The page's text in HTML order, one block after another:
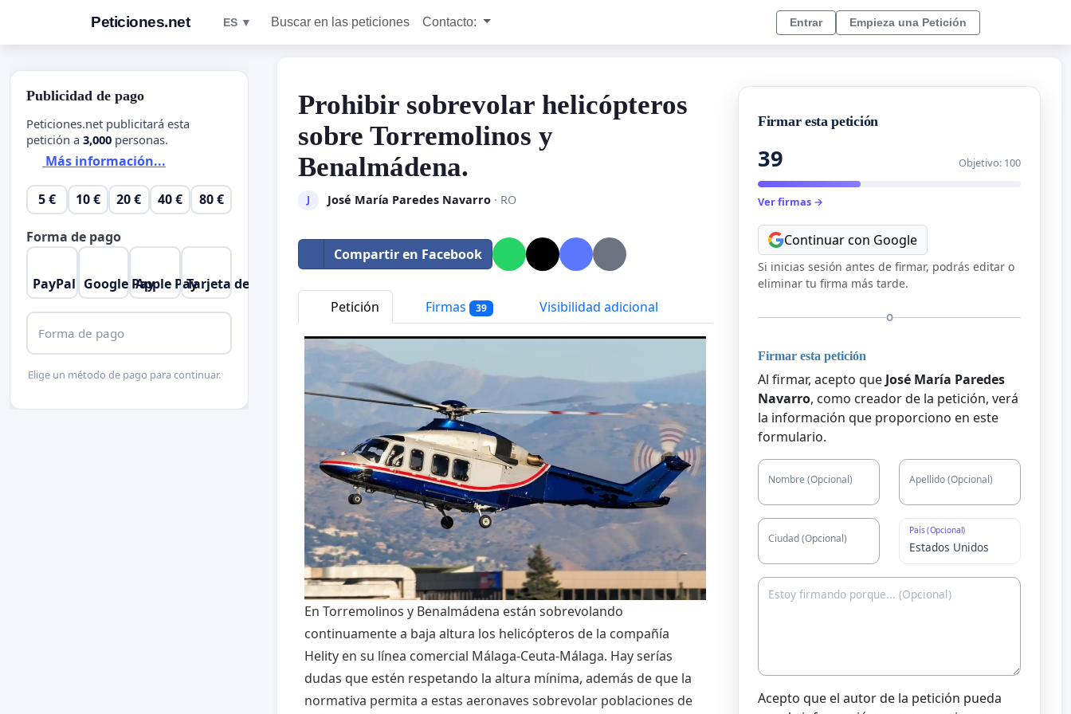
Peticiones.net ES ▼ Buscar en las peticiones Contacto: Entrar Empieza una Petición
Prohibir sobrevolar helicópteros
sobre Torremolinos y
Benalmádena.
J José María Paredes Navarro· RO
Compartir en Facebook
Petición Firmas 39 Visibilidad adicional
En Torremolinos y Benalmádena están sobrevolando
continuamente a baja altura los helicópteros de la compañía
Helity en su línea comercial Málaga-Ceuta-Málaga. Hay serías
dudas que estén respetando la altura mínima, además de que la
normativa permita a estas aeronaves sobrevolar poblaciones de
Firmar esta petición
39 Objetivo: 100
Ver firmas →
Continuar con Google
Si inicias sesión antes de firmar, podrás editar o
eliminar tu firma más tarde.
O
Firmar esta petición
Al firmar, acepto que José María Paredes
Navarro, como creador de la petición, verá
la información que proporciono en este
formulario.
Nombre (Opcional) Apellido (Opcional)
Ciudad (Opcional)
País (Opcional)
Acepto que el autor de la petición pueda
Publicidad de pago
Peticiones.net publicitará esta
petición a 3,000 personas.
Más información...
5 € 10 € 20 € 40 € 80 €
Forma de pago
PayPal Google PayApple PayTarjeta de crédito
Forma de pago
Elige un método de pago para continuar.